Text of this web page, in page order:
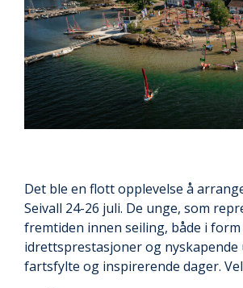
Det ble en flott opplevelse å
Seivall 24-26 juli. De unge, som
fremtiden innen seiling, både i form
idrettsprestasjoner og nyskapende
fartsfylte og inspirerende dager.